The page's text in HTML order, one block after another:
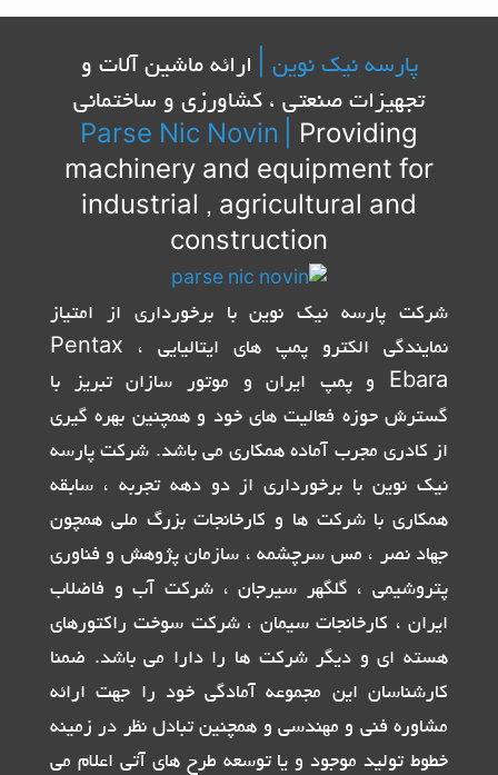
پارسه نیک نوین |
ارائه ماشین آلات و
تجهیزات صنعتی ، کشاورزی و ساختمانی
Parse Nic Novin
Providing
machinery and equipment for
industrial , agricultural and
construction
شرکت پارسه نیک نوین با برخورداری از امتیاز
نمایندگی الکترو پمپ های ایتالیایی Pentax ،
Ebara و پمپ ایران و موتور سازان تبریز با
گسترش حوزه فعالیت های خود و همچنین بهره گیری
از کادری مجرب آماده همکاری می باشد. شرکت پارسه
نیک نوین با برخورداری از دو دهه تجربه ، سابقه
همکاری با شرکت ها و کارخانجات بزرگ ملی همچون
جهاد نصر ، مس سرچشمه ، سازمان پژوهش و فناوری
پتروشیمی ، گلگهر سیرجان ، شرکت آب و فاضلاب
ایران ، کارخانجات سیمان ، شرکت سوخت راکتورهای
هسته ای و دیگر شرکت ها را دارا می باشد. ضمنا
کارشناسان این مجموعه آمادگی خود را جهت ارائه
مشاوره فنی و مهندسی و همچنین تبادل نظر در زمینه
خطوط تولید موجود و یا توسعه طرح های آتی اعلام می